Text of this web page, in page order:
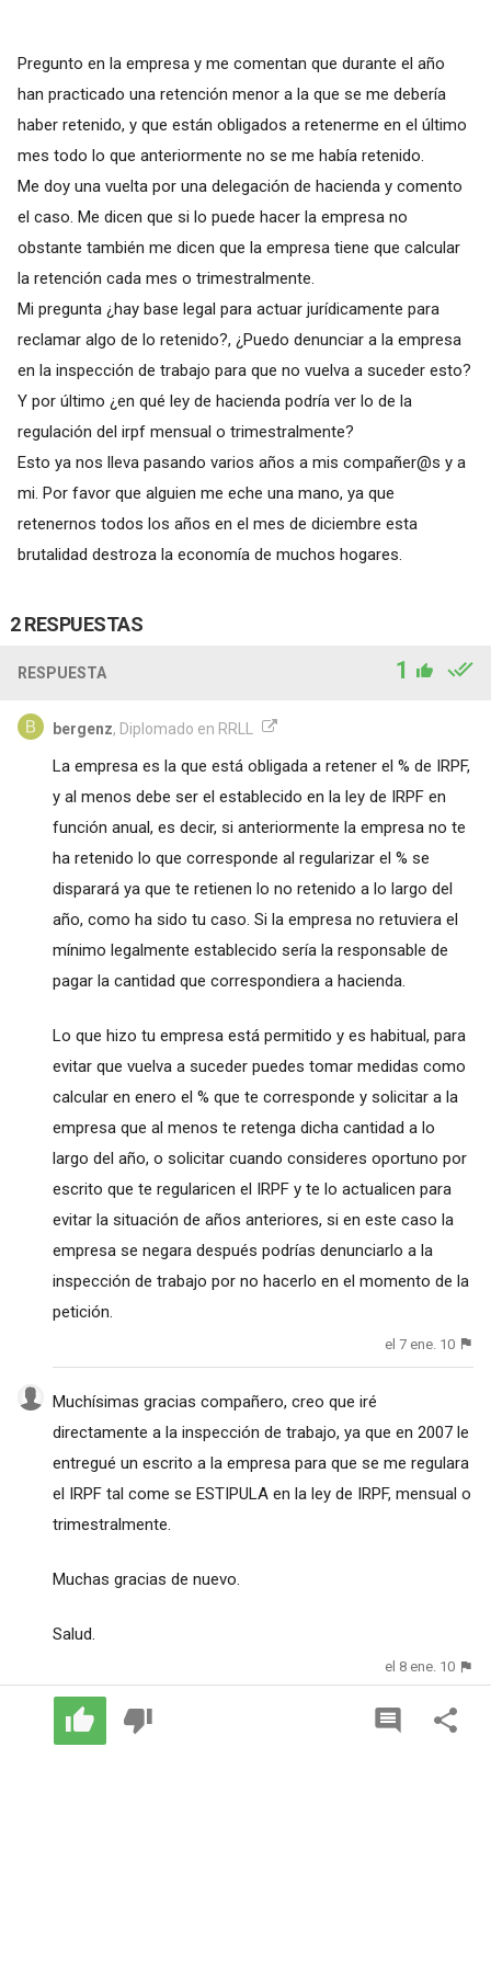
Pregunto en la empresa y me comentan que durante el año
han practicado una retención menor a la que se me debería
haber retenido, y que están obligados a retenerme en el último
mes todo lo que anteriormente no se me había retenido.
Me doy una vuelta por una delegación de hacienda y comento
el caso. Me dicen que si lo puede hacer la empresa no
obstante también me dicen que la empresa tiene que calcular
la retención cada mes o trimestralmente.
Mi pregunta ¿hay base legal para actuar jurídicamente para
reclamar algo de lo retenido?, ¿Puedo denunciar a la empresa
en la inspección de trabajo para que no vuelva a suceder esto?
Y por último ¿en qué ley de hacienda podría ver lo de la
regulación del irpf mensual o trimestralmente?
Esto ya nos lleva pasando varios años a mis compañer@s y a
mi. Por favor que alguien me eche una mano, ya que
retenernos todos los años en el mes de diciembre esta
brutalidad destroza la economía de muchos hogares.
2 RESPUESTAS
RESPUESTA 1
bergenz, Diplomado en RRLL
La empresa es la que está obligada a retener el % de IRPF,
y al menos debe ser el establecido en la ley de IRPF en
función anual, es decir, si anteriormente la empresa no te
ha retenido lo que corresponde al regularizar el % se
disparará ya que te retienen lo no retenido a lo largo del
año, como ha sido tu caso. Si la empresa no retuviera el
mínimo legalmente establecido sería la responsable de
pagar la cantidad que correspondiera a hacienda.
Lo que hizo tu empresa está permitido y es habitual, para
evitar que vuelva a suceder puedes tomar medidas como
calcular en enero el % que te corresponde y solicitar a la
empresa que al menos te retenga dicha cantidad a lo
largo del año, o solicitar cuando consideres oportuno por
escrito que te regularicen el IRPF y te lo actualicen para
evitar la situación de años anteriores, si en este caso la
empresa se negara después podrías denunciarlo a la
inspección de trabajo por no hacerlo en el momento de la
petición.
el 7 ene. 10
Muchísimas gracias compañero, creo que iré
directamente a la inspección de trabajo, ya que en 2007 le
entregué un escrito a la empresa para que se me regulara
el IRPF tal come se ESTIPULA en la ley de IRPF, mensual o
trimestralmente.
Muchas gracias de nuevo.
Salud.
el 8 ene. 10